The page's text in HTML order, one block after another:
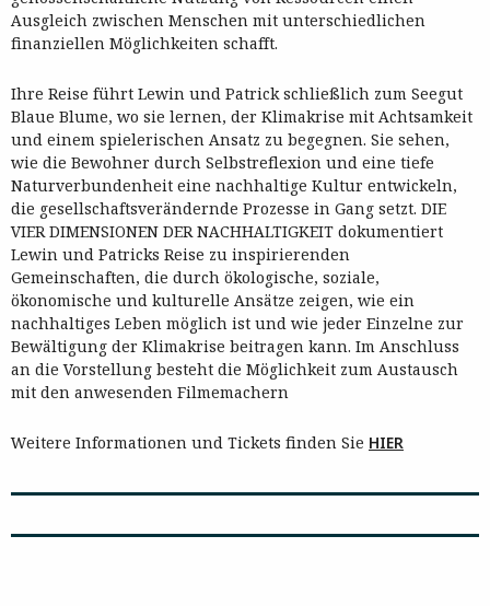
Ausgleich zwischen Menschen mit unterschiedlichen
finanziellen Möglichkeiten schafft.
Ihre Reise führt Lewin und Patrick schließlich zum Seegut
Blaue Blume, wo sie lernen, der Klimakrise mit Achtsamkeit
und einem spielerischen Ansatz zu begegnen. Sie sehen,
wie die Bewohner durch Selbstreflexion und eine tiefe
Naturverbundenheit eine nachhaltige Kultur entwickeln,
die gesellschaftsverändernde Prozesse in Gang setzt. DIE
VIER DIMENSIONEN DER NACHHALTIGKEIT dokumentiert
Lewin und Patricks Reise zu inspirierenden
Gemeinschaften, die durch ökologische, soziale,
ökonomische und kulturelle Ansätze zeigen, wie ein
nachhaltiges Leben möglich ist und wie jeder Einzelne zur
Bewältigung der Klimakrise beitragen kann. Im Anschluss
an die Vorstellung besteht die Möglichkeit zum Austausch
mit den anwesenden Filmemachern
Weitere Informationen und Tickets finden Sie HIER